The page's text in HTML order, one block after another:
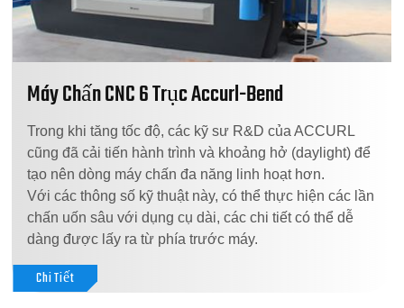
Máy Chấn CNC 6 Trục Accurl-Bend
Trong khi tăng tốc độ, các kỹ sư R&D của ACCURL
cũng đã cải tiến hành trình và khoảng hở (daylight) để
tạo nên dòng máy chấn đa năng linh hoạt hơn.
Với các thông số kỹ thuật này, có thể thực hiện các lần
chấn uốn sâu với dụng cụ dài, các chi tiết có thể dễ
dàng được lấy ra từ phía trước máy.
Chi Tiết